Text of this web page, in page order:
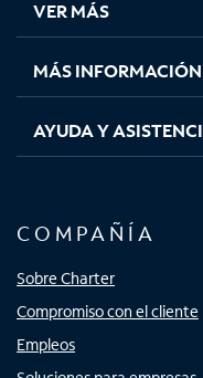
pestaña
nueva
pestaña
nueva
pestaña
nuevanueva
VER MÁS
MÁS INFORMACIÓN
AYUDA Y
COMPAÑÍA
Sobre Charter
Compromiso con el cliente
Empleos